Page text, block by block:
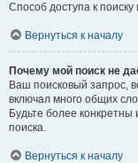
Способ доступа к
Вернуться к началу
Почему мой поиск не
Ваш поисковый запрос,
включал много общих
Будьте более
поиска.
Вернуться к началу